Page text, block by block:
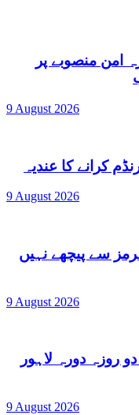
امن منصوبے پر
9 August 2026
کرانے کا عندیہ
9 August 2026
سے پیچھے نہیں
9 August 2026
روزہ دورہ لاہور
9 August 2026